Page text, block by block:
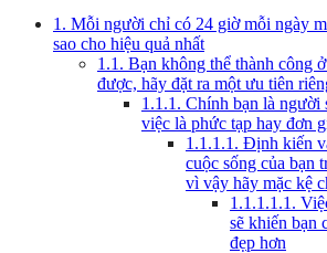
1. Mỗi người chỉ có 24 giờ mỗi ngày
sao cho hiệu quả nhất
1.1. Bạn không thể thành công
được, hãy đặt ra một ưu tiên
1.1.1. Chính bạn là người
việc là phức tạp hay đơn
1.1.1.1. Định kiến
cuộc sống của bạn
vì vậy hãy mặc kệ
1.1.1.1.1.
sẽ khiến bạn
đẹp hơn